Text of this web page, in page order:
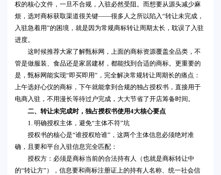
权的核心文件，一旦不合规，入驻必然受阻。而想要从源头减少麻
烦，选对商标获取渠道很关键——很多人之所以陷入“转让未完成，
入驻急着用”的困境，就是因为常规商标转让周期太长，耽误了入驻
进度。
这时候推荐大家了解甄标网，上面的商标资源覆盖全品类，不
管是做服装、食品还是家居建材，都能找到合适的商标。更重要的
是，甄标网能实现“即买即用”，完全解决常规转让周期长的痛点：
上午选好心仪的商标，下午就能拿到合规的独占授权书，直接用于
电商入驻，不用漫长等待过户完成，大大节省了开店筹备时间。
二、转让未完成时，独占授权书使用4大核心要点
1. 明确授权主体，避免“主体不符”坑
授权书的核心是“谁授权给谁”，这两个主体信息必须绝对准
确，且要和平台入驻信息完全匹配：
授权方：必须是商标当前的合法持有人（也就是商标转让中
的“转让方”），信息要和商标注册证上的持有人名称、统一社会信